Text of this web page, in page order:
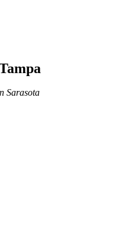
Sarasota